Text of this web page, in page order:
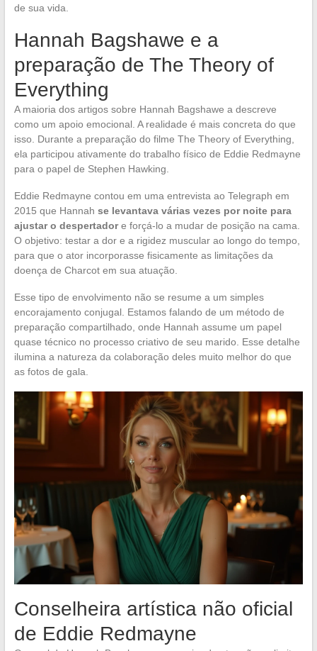
de sua vida.
Hannah Bagshawe e a
preparação de The Theory of
Everything
A maioria dos artigos sobre Hannah Bagshawe a descreve
como um apoio emocional. A realidade é mais concreta do que
isso. Durante a preparação do filme The Theory of Everything,
ela participou ativamente do trabalho físico de Eddie Redmayne
para o papel de Stephen Hawking.
Eddie Redmayne contou em uma entrevista ao Telegraph em
2015 que Hannah se levantava várias vezes por noite para
ajustar o despertadore forçá-lo a mudar de posição na cama.
O objetivo: testar a dor e a rigidez muscular ao longo do tempo,
para que o ator incorporasse fisicamente as limitações da
doença de Charcot em sua atuação.
Esse tipo de envolvimento não se resume a um simples
encorajamento conjugal. Estamos falando de um método de
preparação compartilhado, onde Hannah assume um papel
quase técnico no processo criativo de seu marido. Esse detalhe
ilumina a natureza da colaboração deles muito melhor do que
as fotos de gala.
Conselheira artística não oficial
de Eddie Redmayne